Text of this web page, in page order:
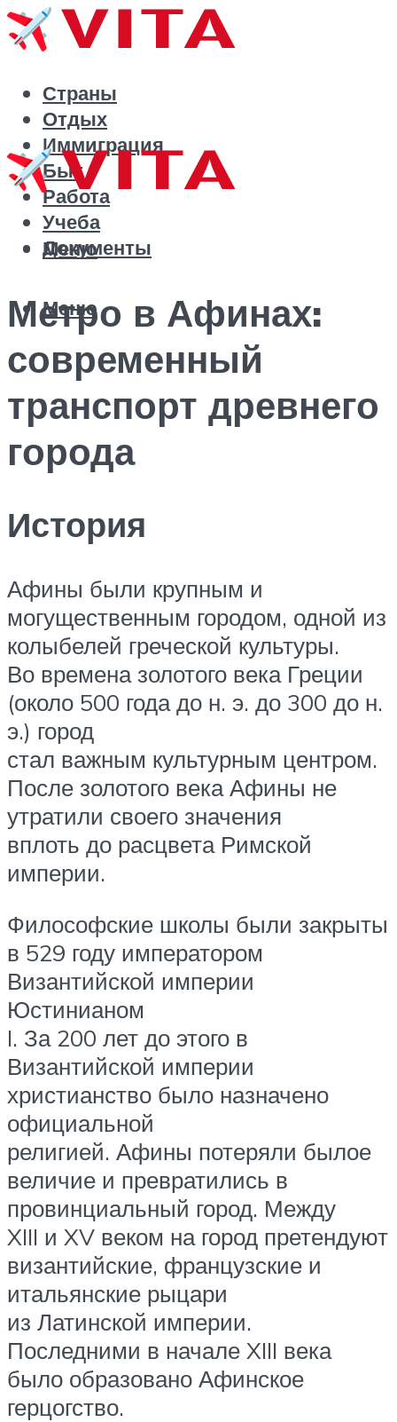
Страны
Отдых
Иммиграция
Быт
Работа
Учеба
Документы
Меню
Меню
Метро в Афинах:
современный
транспорт древнего
города
История
Афины были крупным и
могущественным городом, одной из
колыбелей греческой культуры.
Во времена золотого века Греции
(около 500 года до н. э. до 300 до н.
э.) город
стал важным культурным центром.
После золотого века Афины не
утратили своего значения
вплоть до расцвета Римской
империи.
Философские школы были закрыты
в 529 году императором
Византийской империи
Юстинианом
I. За 200 лет до этого в
Византийской империи
христианство было назначено
официальной
религией. Афины потеряли былое
величие и превратились в
провинциальный город. Между
XIII и XV веком на город претендуют
византийские, французские и
итальянские рыцари
из Латинской империи.
Последними в начале XIII века
было образовано Афинское
герцогство.